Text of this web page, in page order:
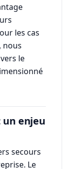
les cas
nous
le
enjeu
secours
Le